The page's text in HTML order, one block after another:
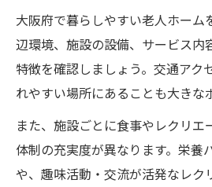
大阪府で暮らしやすい老人ホーム
辺環境、施設の設備、サービス内
特徴を確認しましょう。交通アク
れやすい場所にあることも大きな
また、施設ごとに食事やレクリエ
体制の充実度が異なります。栄養
や、趣味活動・交流が活発なレク